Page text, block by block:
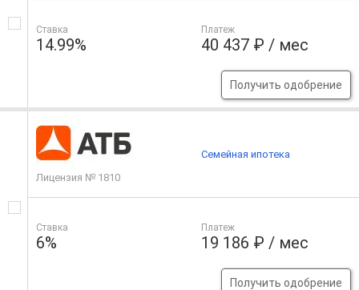
Ставка
14.99%
Платеж
40 437 ₽ / мес
Получить одобрение
Лицензия № 1810
Ставка
6%
Платеж
19 186 ₽ / мес
Получить одобрение
Семейная ипотека